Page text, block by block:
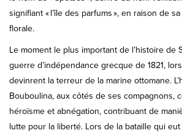
signifiant « l’île des parfums », en raison de
florale.
Le moment le plus important de l’histoire de
guerre d’indépendance grecque de 1821,
devinrent la terreur de la marine ottomane.
Bouboulina, aux côtés de ses compagnons,
héroïsme et abnégation, contribuant de
lutte pour la liberté. Lors de la bataille qui